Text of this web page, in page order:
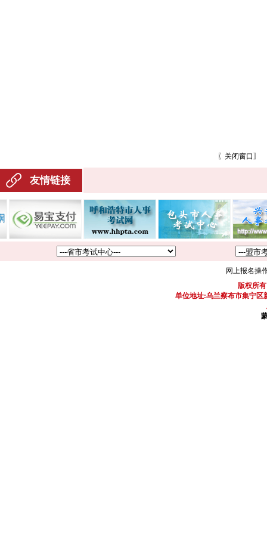
〖 关闭窗口 〗
友情链接
网上报名操
版权所
单位地址:乌兰察布市集宁区